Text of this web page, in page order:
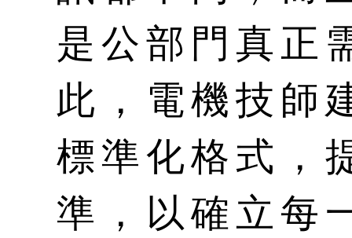
是公部門真正
此，電機技師
標準化格式，
準，以確立每